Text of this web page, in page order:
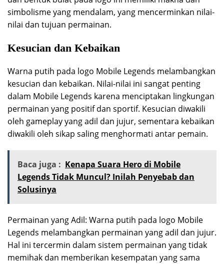
simbolisme yang mendalam, yang mencerminkan nilai-
nilai dan tujuan permainan.
Kesucian dan Kebaikan
Warna putih pada logo Mobile Legends melambangkan
kesucian dan kebaikan. Nilai-nilai ini sangat penting
dalam Mobile Legends karena menciptakan lingkungan
permainan yang positif dan sportif. Kesucian diwakili
oleh gameplay yang adil dan jujur, sementara kebaikan
diwakili oleh sikap saling menghormati antar pemain.
Baca juga : Kenapa Suara Hero di Mobile
Legends Tidak Muncul? Inilah Penyebab dan
Solusinya
Permainan yang Adil: Warna putih pada logo Mobile
Legends melambangkan permainan yang adil dan jujur.
Hal ini tercermin dalam sistem permainan yang tidak
memihak dan memberikan kesempatan yang sama